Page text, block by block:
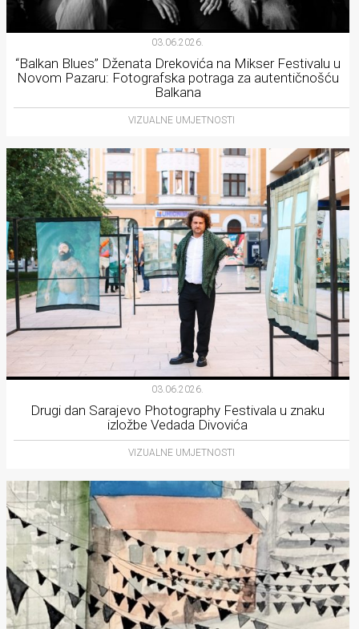
03.06.2026.
“Balkan Blues” Dženata Drekovića na Mikser Festivalu u
Novom Pazaru: Fotografska potraga za autentičnošću
Balkana
VIZUALNE UMJETNOSTI
03.06.2026.
Drugi dan Sarajevo Photography Festivala u znaku
izložbe Vedada Divovića
VIZUALNE UMJETNOSTI